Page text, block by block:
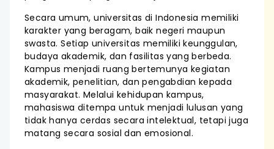
Secara umum, universitas di Indonesia memiliki
karakter yang beragam, baik negeri maupun
swasta. Setiap universitas memiliki keunggulan,
budaya akademik, dan fasilitas yang berbeda.
Kampus menjadi ruang bertemunya kegiatan
akademik, penelitian, dan pengabdian kepada
masyarakat. Melalui kehidupan kampus,
mahasiswa ditempa untuk menjadi lulusan yang
tidak hanya cerdas secara intelektual, tetapi juga
matang secara sosial dan emosional.